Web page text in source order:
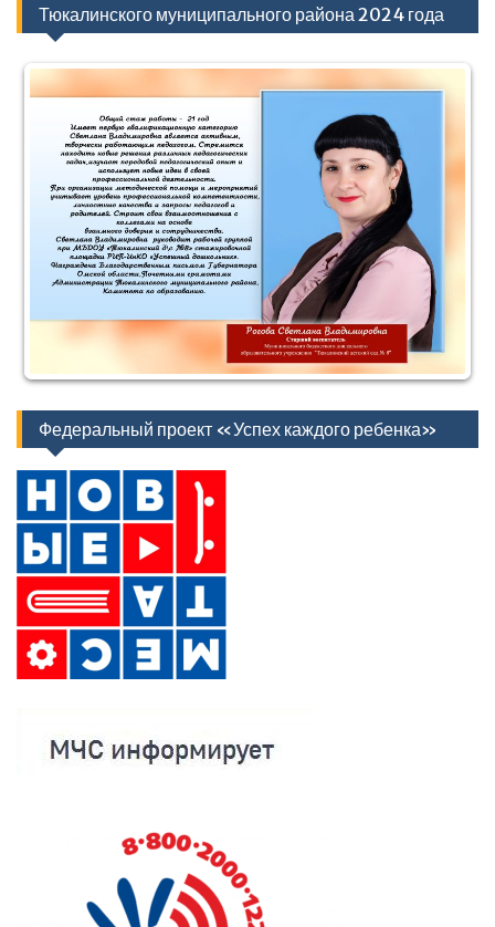
Тюкалинского муниципального района 2024 года
Федеральный проект «Успех каждого ребенка»